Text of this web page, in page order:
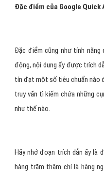
Đặc điểm của Google Quick
Đặc điểm cũng như tính
động, nội dung ấy được trích
tín đạt một số tiêu chuẩn nào
truy vấn tì kiếm chứa những
như thế nào.
Hãy nhớ đoạn trích dẫn ấy là
hàng trăm thậm chí là hàng